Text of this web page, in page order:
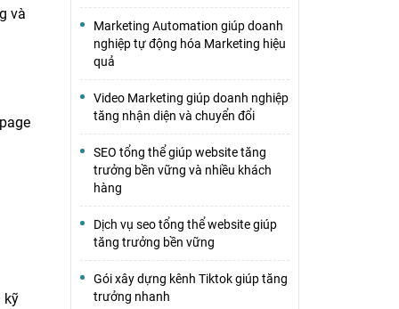
và
kỹ
Marketing Automation giúp doanh
nghiệp tự động hóa Marketing hiệu
quả
Video Marketing giúp doanh nghiệp
tăng nhận diện và chuyển đổi
SEO tổng thể giúp website tăng
trưởng bền vững và nhiều khách
hàng
Dịch vụ seo tổng thể website giúp
tăng trưởng bền vững
Gói xây dựng kênh Tiktok giúp tăng
trưởng nhanh